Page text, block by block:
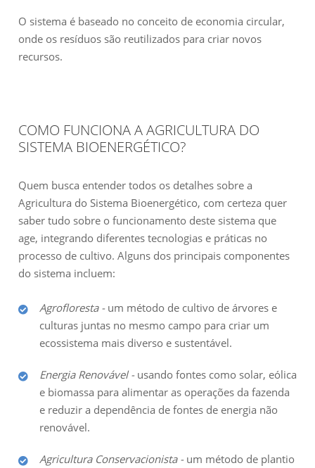
O sistema é baseado no conceito de economia circular,
onde os resíduos são reutilizados para criar novos
recursos.
COMO FUNCIONA A AGRICULTURA DO
SISTEMA BIOENERGÉTICO?
Quem busca entender todos os detalhes sobre a
Agricultura do Sistema Bioenergético, com certeza quer
saber tudo sobre o funcionamento deste sistema que
age, integrando diferentes tecnologias e práticas no
processo de cultivo. Alguns dos principais componentes
do sistema incluem:
Agrofloresta -um método de cultivo de árvores e
culturas juntas no mesmo campo para criar um
ecossistema mais diverso e sustentável.
Energia Renovável -usando fontes como solar, eólica
e biomassa para alimentar as operações da fazenda
e reduzir a dependência de fontes de energia não
renovável.
Agricultura Conservacionista -um método de plantio